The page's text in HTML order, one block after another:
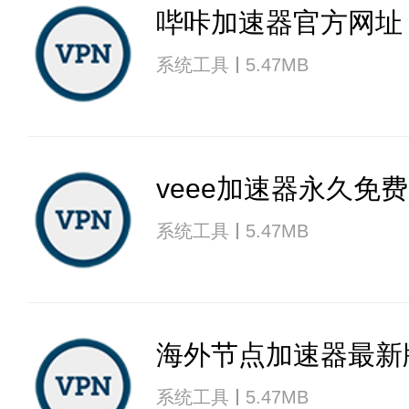
哔咔加速器官方网址
系统工具 5.47MB
veee加速器永久免
系统工具 5.47MB
海外节点加速器最新
系统工具 5.47MB